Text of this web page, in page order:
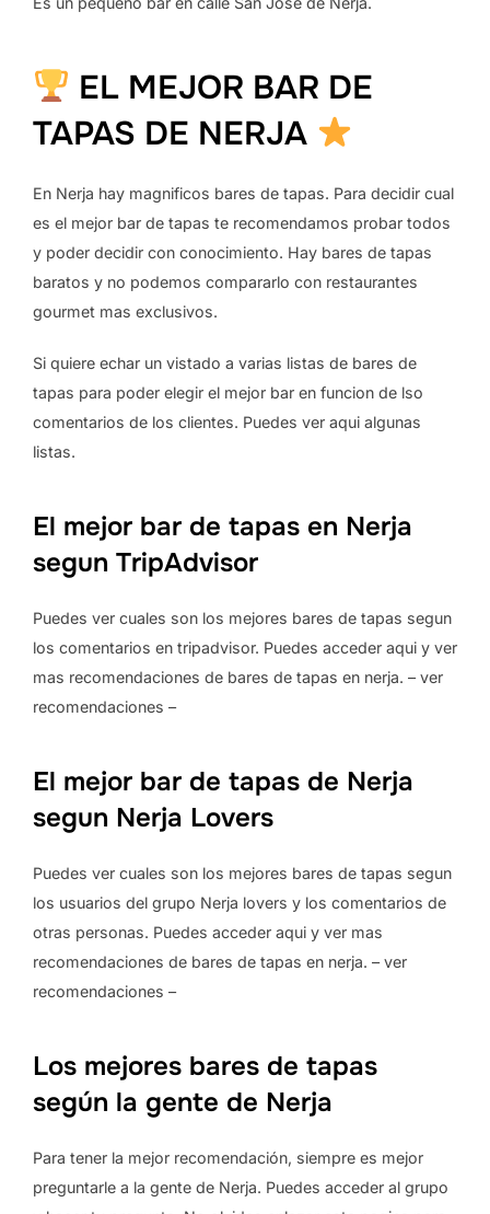
EL MEJOR BAR DE
TAPAS DE NERJA
En Nerja hay magnificos bares de tapas. Para decidir cual
es el mejor bar de tapas te recomendamos probar todos
y poder decidir con conocimiento. Hay bares de tapas
baratos y no podemos compararlo con restaurantes
gourmet mas exclusivos.
Si quiere echar un vistado a varias listas de bares de
tapas para poder elegir el mejor bar en funcion de lso
comentarios de los clientes. Puedes ver aqui algunas
listas.
El mejor bar de tapas en Nerja
segun TripAdvisor
Puedes ver cuales son los mejores bares de tapas segun
los comentarios en tripadvisor. Puedes acceder aqui y ver
mas recomendaciones de bares de tapas en nerja. – ver
recomendaciones –
El mejor bar de tapas de Nerja
segun Nerja Lovers
Puedes ver cuales son los mejores bares de tapas segun
los usuarios del grupo Nerja lovers y los comentarios de
otras personas. Puedes acceder aqui y ver mas
recomendaciones de bares de tapas en nerja. – ver
recomendaciones –
Los mejores bares de tapas
según la gente de Nerja
Para tener la mejor recomendación, siempre es mejor
preguntarle a la gente de Nerja. Puedes acceder al grupo